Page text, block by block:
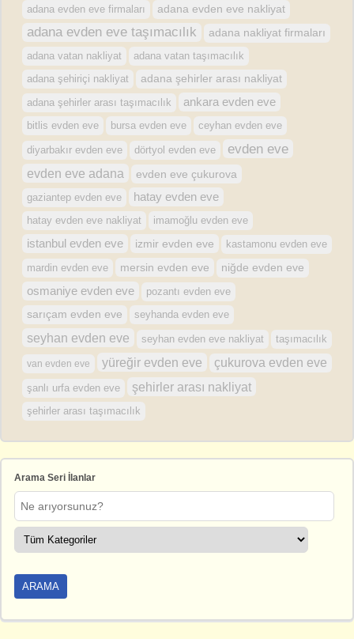
adana evden eve firmaları adana evden eve nakliyat
adana evden eve taşımacılık
adana nakliyat firmaları
adana vatan nakliyat
adana vatan taşımacılık
adana şehiriçi nakliyat adana şehirler arası nakliyat
adana şehirler arası taşımacılık ankara evden eve
bitlis evden eve bursa evden eve ceyhan evden eve
diyarbakır evden eve dörtyol evden eve evden eve
evden eve adana evden eve çukurova
gaziantep evden eve hatay evden eve
hatay evden eve nakliyat imamoğlu evden eve
istanbul evden eve izmir evden eve
kastamonu evden eve
mardin evden eve
mersin evden eve niğde evden eve
osmaniye evden eve pozantı evden eve
sarıçam evden eve seyhanda evden eve
seyhan evden eve seyhan evden eve nakliyat taşımacılık
van evden eve yüreğir evden eve çukurova evden eve
şanlı urfa evden eve şehirler arası nakliyat
şehirler arası taşımacılık
Arama Seri İlanlar